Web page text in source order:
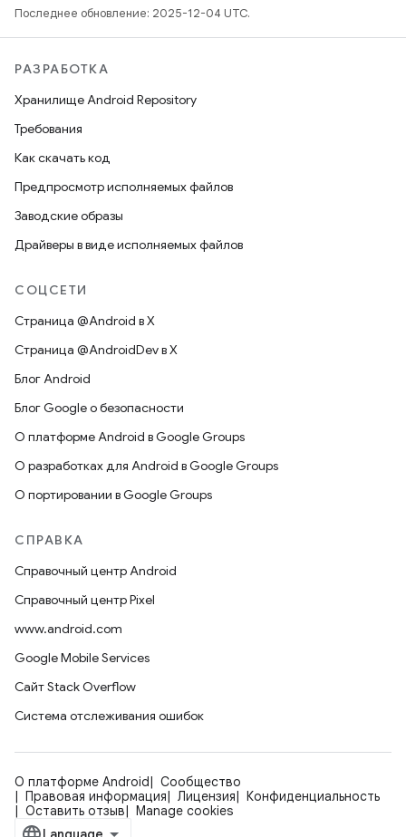
Последнее обновление: 2025-12-04 UTC.
РАЗРАБОТКА
Хранилище Android Repository
Требования
Как скачать код
Предпросмотр исполняемых файлов
Заводские образы
Драйверы в виде исполняемых файлов
СОЦСЕТИ
Страница @Android в X
Страница @AndroidDev в X
Блог Android
Блог Google о безопасности
О платформе Android в Google Groups
О разработках для Android в Google Groups
О портировании в Google Groups
СПРАВКА
Справочный центр Android
Справочный центр Pixel
www.android.com
Google Mobile Services
Сайт Stack Overflow
Система отслеживания ошибок
О платформе Android
Сообщество
Правовая информация
Лицензия
Конфиденциальность
Оставить отзыв
Manage cookies